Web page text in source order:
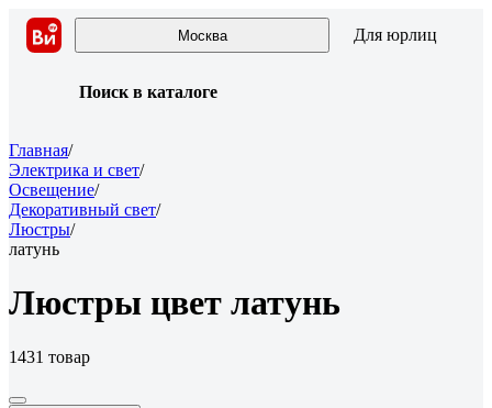
Москва Для юрлиц
Поиск в каталоге
Главная/
Электрика и свет/
Освещение/
Декоративный свет/
Люстры/
латунь
Люстры цвет латунь
1431 товар